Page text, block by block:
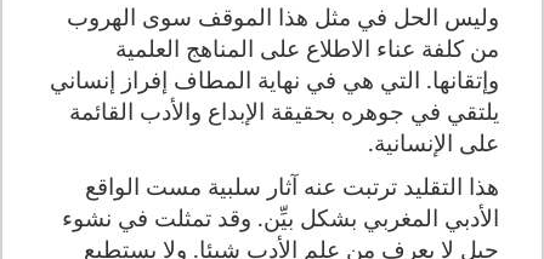
وليس الحل في مثل هذا الموقف سوى الهروب
من كلفة عناء الاطلاع على المناهج العلمية
وإتقانها. التي هي في نهاية المطاف إفراز إنساني
يلتقي في جوهره بحقيقة الإبداع والأدب القائمة
على الإنسانية.
هذا التقليد ترتبت عنه آثار سلبية مست الواقع
الأدبي المغربي بشكل بيِّن. وقد تمثلت في نشوء
جيل لا يعرف من علم الأدب شيئا. ولا يستطيع